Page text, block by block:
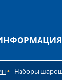
Наборы